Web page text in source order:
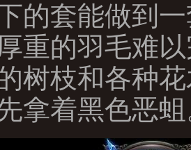
的套能做到
重的羽毛难
树枝和各种
拿着黑色恶